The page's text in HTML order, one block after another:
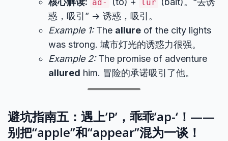
ad- lur
惑，吸引” -> 诱惑，吸引。
Example 1:The allure of the city lights
was strong. 城市灯光的诱惑力很强。
Example 2:The promise of adventure
allured him. 冒险的承诺吸引了他。
避坑指南五：遇上’P’，乖乖’ap-‘！——
别把“apple”和“appear”混为一谈！